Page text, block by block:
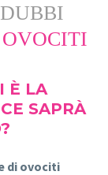
È LA
SAPRÀ
di ovociti